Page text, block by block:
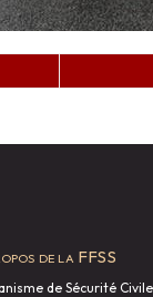
de la FFSS
de Sécurité